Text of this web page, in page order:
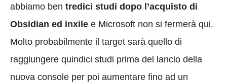
abbiamo ben tredici studi dopo l’acquisto di
Obsidian ed inxile e Microsoft non si fermerà qui.
Molto probabilmente il target sarà quello di
raggiungere quindici studi prima del lancio della
nuova console per poi aumentare fino ad un